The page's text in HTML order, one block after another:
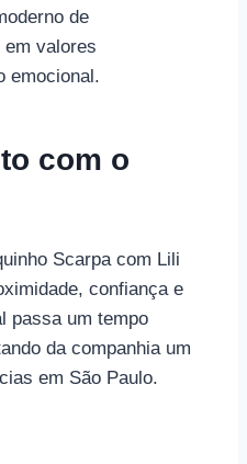
de
em valores
emocional.
com o
Scarpa com Lili
confiança e
passa um tempo
da companhia um
em São Paulo.